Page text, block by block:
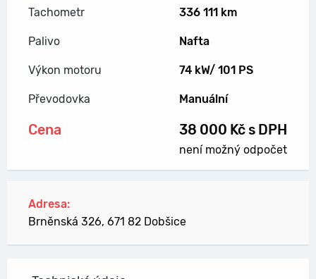
Tachometr
Palivo
Výkon motoru
Převodovka
Cena
336 111 km
Nafta
74 kW/ 101 PS
Manuální
38 000 Kč s DPH
není možný odpočet
Adresa:
Brněnská 326, 671 82 Dobšice